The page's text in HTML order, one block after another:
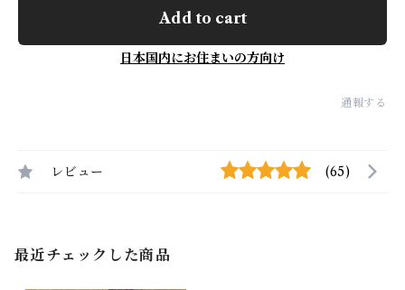
Add to cart
日本国内にお住まいの方向け
通報する
レビュー (65)
最近チェックした商品